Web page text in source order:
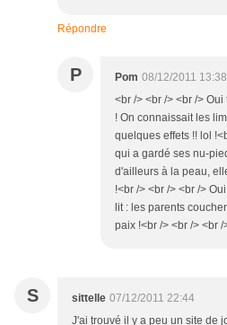
Répondre
P Pom 08/12/2011 13:38
<br /> <br /> <br />
! On connaissait les
quelques effets !! lol
qui a gardé ses nu-
d'ailleurs à la peau,
!<br /> <br /> <br />
lit : les parents
paix !<br /> <br /> <br /
S sittelle 07/12/2011 22:44
J'ai trouvé il y a peu un site de